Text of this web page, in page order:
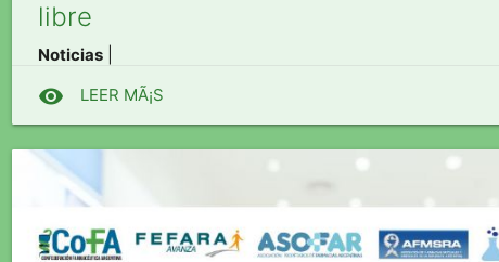
libre
Noticias
visibility LEER MÃ¡S